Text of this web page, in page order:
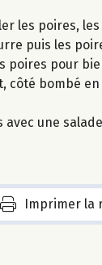
les poires,
puis les
poires pour
côté bombé
une
Imprimer la